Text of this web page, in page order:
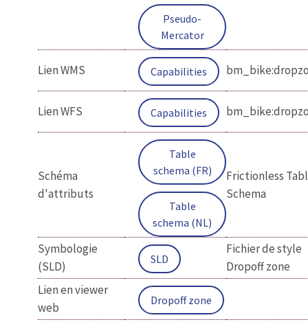
Pseudo-
Mercator
Lien WMS Capabilities
Lien WFS Capabilities
Schéma
d'attributs
Table
schema (FR)
Table
schema (NL)
Frictionless
Schema
Symbologie
(SLD)
SLD
Fichier de style
Dropoff zone
Lien en viewer
web
Dropoff zone